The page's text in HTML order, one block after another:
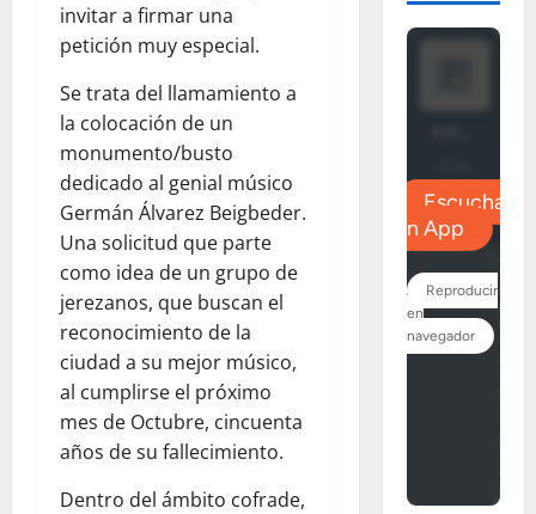
invitar a firmar una
petición muy especial.
Se trata del llamamiento a
la colocación de un
monumento/busto
dedicado al genial músico
Germán Álvarez Beigbeder.
Una solicitud que parte
como idea de un grupo de
jerezanos, que buscan el
reconocimiento de la
ciudad a su mejor músico,
al cumplirse el próximo
mes de Octubre, cincuenta
años de su fallecimiento.
Dentro del ámbito cofrade,